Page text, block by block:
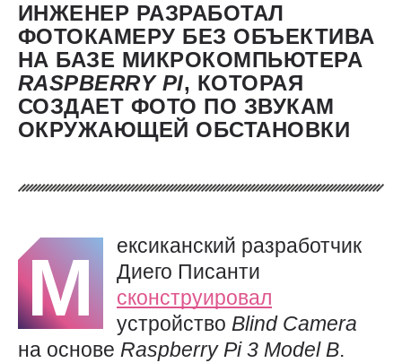
ИНЖЕНЕР РАЗРАБОТАЛ
ФОТОКАМЕРУ БЕЗ ОБЪЕКТИВА
НА БАЗЕ МИКРОКОМПЬЮТЕРА
RASPBERRY PI, КОТОРАЯ
СОЗДАЕТ ФОТО ПО ЗВУКАМ
ОКРУЖАЮЩЕЙ ОБСТАНОВКИ
М
ексиканский разработчик
Диего Писанти
сконструировал
устройство Blind Camera
на основе Raspberry Pi 3 Model B.